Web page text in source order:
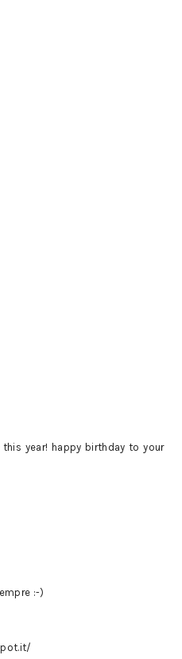
year! happy birthday to your
:-)